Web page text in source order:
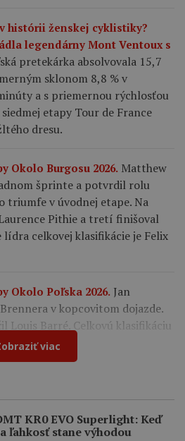
histórii ženskej cyklistiky?
legendárny Mont Ventoux s
pretekárka absolvovala 15,7
sklonom 8,8 % v
a s priemernou rýchlosťou
etapy Tour de France
dresu.
Okolo Burgosu 2026. Matthew
šprinte a potvrdil rolu
triumfe v úvodnej etape. Na
Pithie a tretí finišoval
lídra celkovej klasifikácie je Felix
Okolo Poľska 2026. Jan
v kopcovitom dojazde.
Louis Barré. Celkovú klasifikáciu
viac
KR0 EVO Superlight: Keď
ľahkosť stane výhodou